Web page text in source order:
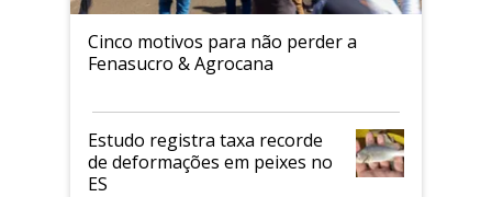
Cinco motivos para não perder a
Fenasucro & Agrocana
Estudo registra taxa recorde
de deformações em peixes no
ES